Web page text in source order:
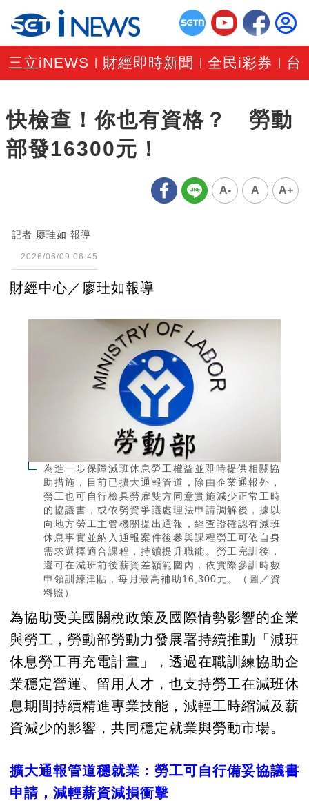
三立iNEWS 財經即時新聞 |全民i彩券 台
快檢查！你也有資格？ 勞動
部發16300元！
A- A A+
記者 廖珪如 報導
2026/06/09 06:45
財經中心／廖珪如報導
為進一步保障減班休息勞工權益並即時提供相關協
助措施，目前已擴大通報管道，除由企業通報外，
勞工也可自行檢具勞雇雙方同意實施減少正常工時
的協議書，或依勞資爭議處理法申請調解後，據以
向地方勞工主管機關提出通報，經查證確認有減班
休息事實並納入通報案件後參與課程勞工可依自身
需求選擇適合課程，持續提升職能。勞工完訓後，
還可在減班前後薪資差額範圍內，依實際參訓時數
申領訓練津貼，每月最高補助16,300元。（圖／資
料照）
為協助受美國關稅政策及國際情勢影響的企業
與勞工，勞動部勞動力發展署持續推動「減班
休息勞工再充電計畫」，透過在職訓練協助企
業穩定營運、留用人才，也支持勞工在減班休
息期間持續精進專業技能，減輕工時縮減及薪
資減少的影響，共同穩定就業與勞動市場。
擴大通報管道穩就業：勞工可自行備妥協議書
申請，減輕薪資減損衝擊